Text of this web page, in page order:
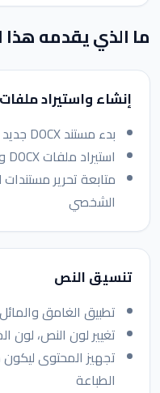
ما الذي يقدمه هذا
إنشاء واستيراد ملفات Word
بدء مستند DOCX جديد من صفحة فارغة
استيراد ملفات DOCX وDOC موجودة من الجهاز
متابعة تحرير
الشخصي
تنسيق النص
تطبيق الغامق
تغيير لون النص، لون
تجهيز المحتوى ليكون
الطباعة